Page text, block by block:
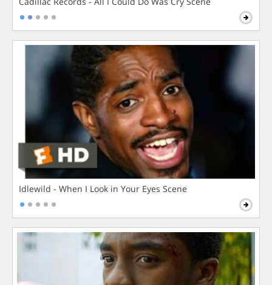
Idlewild - When I Look in Your Eyes Scene